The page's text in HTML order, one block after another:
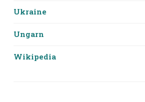
Ukraine
Ungarn
Wikipedia